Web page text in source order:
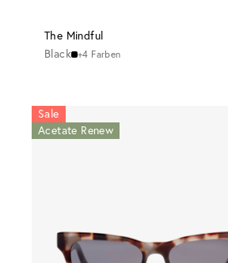
The Mindful
Black +4 Farben
Sale
Acetate Renew